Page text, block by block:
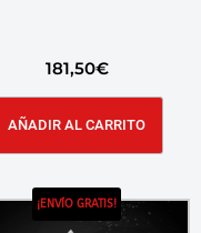
181,50€
AÑADIR AL CARRITO
¡ENVÍO GRATIS!